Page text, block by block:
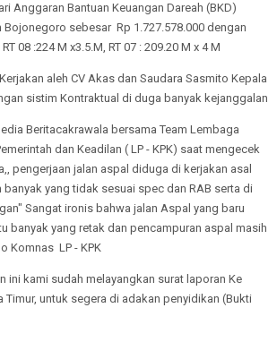
Anggaran Bantuan Keuangan Dareah (BKD)
Bojonegoro sebesar Rp 1.727.578.000 dengan
08 :224 M x3.5.M, RT 07 : 209.20 M x 4 M
aleh CV Akas dan Saudara Sasmito Kepala
sistim Kontraktual di duga banyak kejanggalan
Beritacakrawala bersama Team Lembaga
dan Keadilan ( LP - KPK) saat mengecek
pengerjaan jalan aspal diduga di kerjakan asal
banyak yang tidak sesuai spec dan RAB serta di
Sangat ironis bahwa jalan Aspal yang baru
banyak yang retak dan pencampuran aspal masih
Komnas LP - KPK
ini kami sudah melayangkan surat laporan Ke
Timur, untuk segera di adakan penyidikan (Bukti